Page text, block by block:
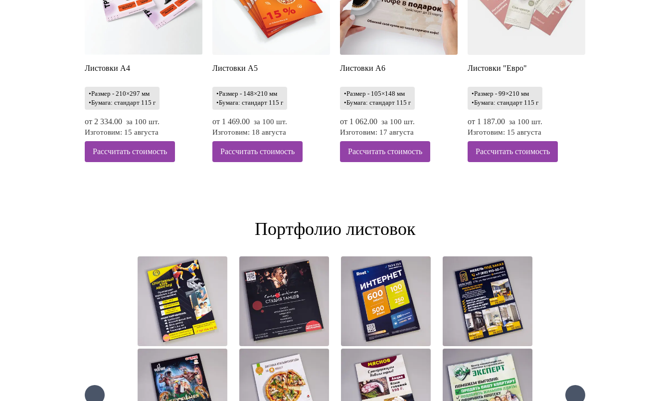
Листовки А4
•Размер - 210×297 мм
•Бумага: стандарт 115 г
от 2 334.00 за 100 шт.
Изготовим: 15 августа
Рассчитать стоимость
Листовки А5
•Размер - 148×210 мм
•Бумага: стандарт 115 г
от 1 469.00 за 100 шт.
Изготовим: 18 августа
Рассчитать стоимость
Листовки А6
•Размер - 105×148 мм
•Бумага: стандарт 115 г
от 1 062.00 за 100 шт.
Изготовим: 17 августа
Рассчитать стоимость
Листовки "Евро"
•Размер - 99×210 мм
•Бумага: стандарт 115 г
от 1 187.00 за 100 шт.
Изготовим: 15 августа
Рассчитать стоимость
Портфолио листовок